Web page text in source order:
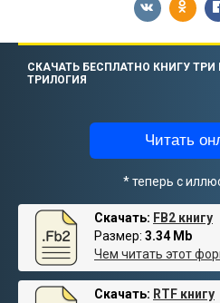
СКАЧАТЬ БЕСПЛАТНО КНИГУ
ТРИЛОГИЯ
Читать
* теперь с
Скачать: FB2 книгу
Размер: 3.34 Mb
Чем читать этот
Скачать: RTF книгу